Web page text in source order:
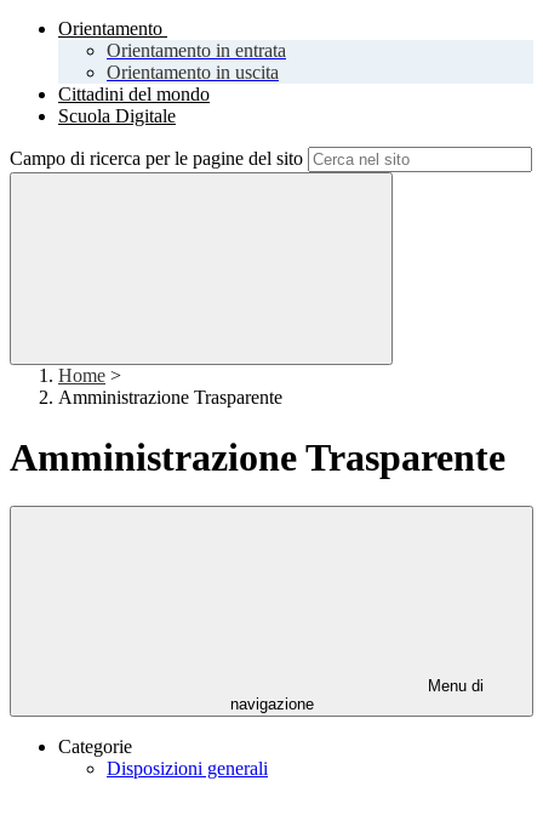
Orientamento
Orientamento in entrata
Orientamento in uscita
Cittadini del mondo
Scuola Digitale
Campo di ricerca per le pagine del sito
Home >
Amministrazione Trasparente
Amministrazione Trasparente
Menu di
navigazione
Categorie
Disposizioni generali